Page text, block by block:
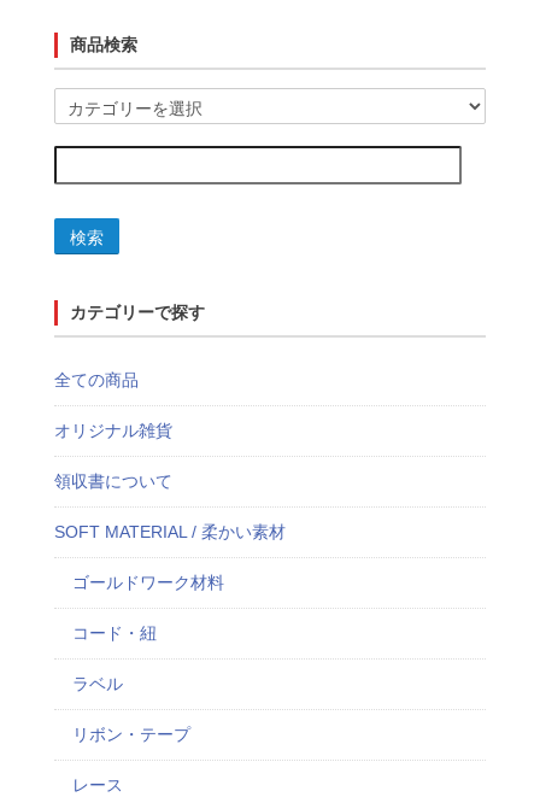
商品検索
検索
カテゴリーで探す
全ての商品
オリジナル雑貨
領収書について
SOFT MATERIAL / 柔かい素材
ゴールドワーク材料
コード・紐
ラベル
リボン・テープ
レース